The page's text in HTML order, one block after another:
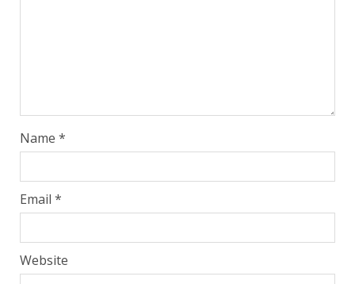
Name *
Email *
Website